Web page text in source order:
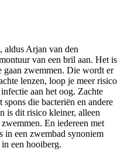
aldus Arjan van den
van een bril aan. Het is
gaan zwemmen. Die wordt er
lenzen, loop je meer risico
aan het oog. Zachte
die bacteriën en andere
is dit risico kleiner, alleen
En iedereen met
in een zwembad synoniem
een hooiberg.